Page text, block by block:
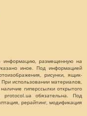
информацию, размещенную на
иное. Под информацией
рисунки, ящик-
использовании материалов,
гиперссылки открытого
обязательна. Под
рерайтинг, модификация